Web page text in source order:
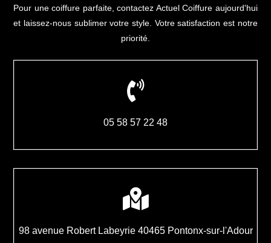
Pour une coiffure parfaite, contactez Actuel Coiffure aujourd'hui
et laissez-nous sublimer votre style. Votre satisfaction est notre
priorité.

05 58 57 22 48

98 avenue Robert Labeyrie 40465 Pontonx-sur-l'Adour